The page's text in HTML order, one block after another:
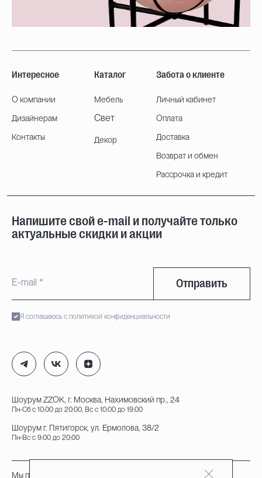
Интересное
О компании
Дизайнерам
Контакты
Каталог
Мебель
Свет
Декор
Забота о клиенте
Личный кабинет
Оплата
Доставка
Возврат и обмен
Рассрочка и кредит
Напишите свой e-mail и получайте только
актуальные скидки и акции
Отправить
Я соглашаюсь с политикой конфиденциальности
Шоурум ZZOK, г. Москва, Нахимовский пр., 24
Пн-Сб с 10:00 до 20:00, Вс с 10:00 до 19:00
Шоурум г. Пятигорск, ул. Ермолова, 38/2
Пн-Вс с 9:00 до 20:00
Мы принимаем к оплате: